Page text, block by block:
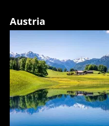
Austria